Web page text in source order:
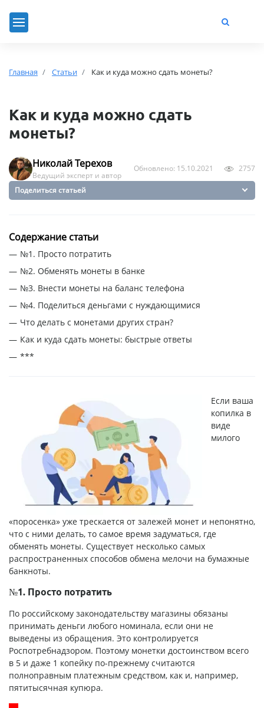
Главная Статьи Как и куда можно сдать монеты?
Как и куда можно сдать
монеты?
Николай Терехов
Ведущий эксперт и автор
Обновлено: 15.10.2021 2757
Поделиться статьей
Содержание статьи
№1. Просто потратить
№2. Обменять монеты в банке
№3. Внести монеты на баланс телефона
№4. Поделиться деньгами с нуждающимися
Что делать с монетами других стран?
Как и куда сдать монеты: быстрые ответы
***
Если ваша
копилка в
виде
милого
«поросенка» уже трескается от залежей монет и непонятно,
что с ними делать, то самое время задуматься, где
обменять монеты. Существует несколько самых
распространенных способов обмена мелочи на бумажные
банкноты.
№1. Просто потратить
По российскому законодательству магазины обязаны
принимать деньги любого номинала, если они не
выведены из обращения. Это контролируется
Роспотребнадзором. Поэтому монетки достоинством всего
в 5 и даже 1 копейку по-прежнему считаются
полноправным платежным средством, как и, например,
пятитысячная купюра.